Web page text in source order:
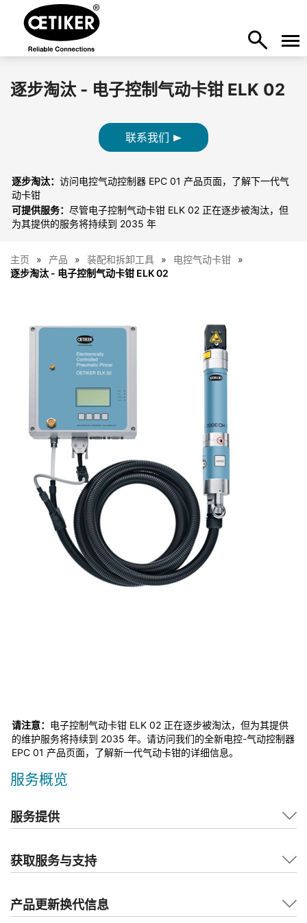
逐步淘汰 - 电子控制气动卡钳 ELK 02
联系我们
逐步淘汰： 访问电控气动控制器 EPC 01 产品页面，了解下一代气
动卡钳
可提供服务： 尽管电子控制气动卡钳 ELK 02 正在逐步被淘汰，但
为其提供的服务将持续到 2035 年
主页 产品 装配和拆卸工具
电控气动卡钳
逐步淘汰 - 电子控制气动卡钳 ELK 02
请注意： 电子控制气动卡钳 ELK 02 正在逐步被淘汰，但为其提供
的维护服务将持续到 2035 年。请访问我们的全新电控-气动控制器
EPC 01 产品页面，了解新一代气动卡钳的详细信息。
服务概览
服务提供
获取服务与支持
产品更新换代信息